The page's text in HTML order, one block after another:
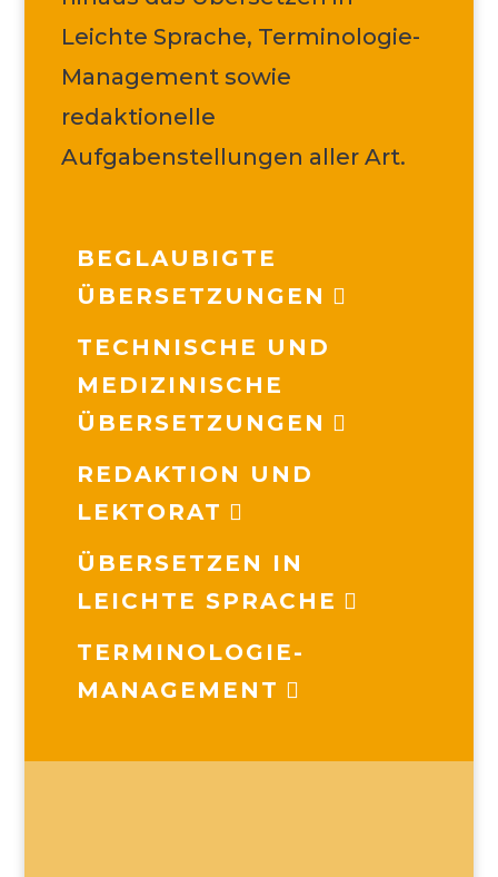
Leichte Sprache, Terminologie-
Management sowie
redaktionelle
Aufgabenstellungen aller Art.
BEGLAUBIGTE
ÜBERSETZUNGEN
TECHNISCHE UND
MEDIZINISCHE
ÜBERSETZUNGEN
REDAKTION UND
LEKTORAT
ÜBERSETZEN IN
LEICHTE SPRACHE
TERMINOLOGIE-
MANAGEMENT